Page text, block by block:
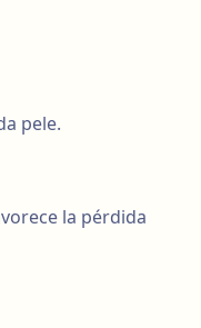
pele.
la pérdida